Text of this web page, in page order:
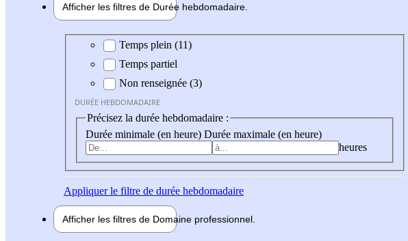
Afficher les filtres de Durée hebdomadaire
Durée hebdomadaire
Temps plein (11)
Temps partiel
Non renseignée (3)
DURÉE HEBDOMADAIRE
Précisez la durée hebdomadaire :
Durée minimale (en heure) Durée maximale (en heure)
heures
Appliquerle filtre de durée hebdomadaire
Afficher les filtres de Domaine professionnel